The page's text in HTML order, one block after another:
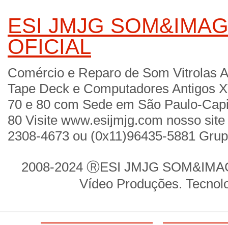
ESI JMJG
OFICIAL
Comércio e Reparo de Som Vitrolas
Tape Deck e Computadores Antigos
70 e 80 com Sede em São Paulo-
80 Visite www.esijmjg.com nosso
2308-4673 ou (0x11)96435-5881
2008-2024 ⓇESI JMJG
Vídeo Produções.